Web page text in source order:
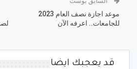
موعد اجازة نصف العام 2023
للجامعات.. اعرفه الآن
قد يعجبك ايضا